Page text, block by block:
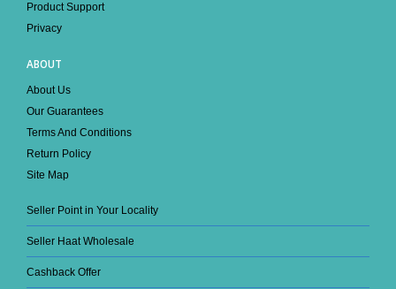
Product Support
Privacy
ABOUT
About Us
Our Guarantees
Terms And Conditions
Return Policy
Site Map
Seller Point in Your Locality
Seller Haat Wholesale
Cashback Offer